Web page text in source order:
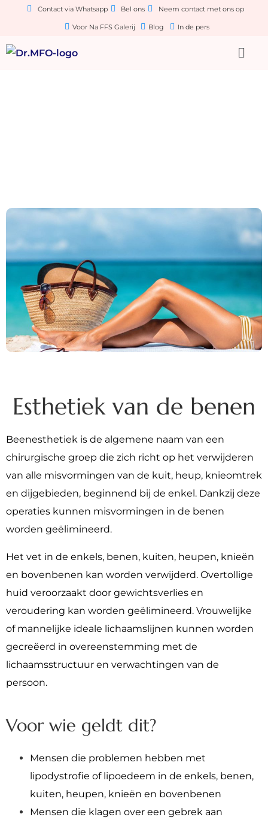
Contact via Whatsapp Bel ons Neem contact met ons op
Voor Na FFS Galerij Blog In de pers
Esthetiek van de benen
Beenesthetiek is de algemene naam van een
chirurgische groep die zich richt op het verwijderen
van alle misvormingen van de kuit, heup, knieomtrek
en dijgebieden, beginnend bij de enkel. Dankzij deze
operaties kunnen misvormingen in de benen
worden geëlimineerd.
Het vet in de enkels, benen, kuiten, heupen, knieën
en bovenbenen kan worden verwijderd. Overtollige
huid veroorzaakt door gewichtsverlies en
veroudering kan worden geëlimineerd. Vrouwelijke
of mannelijke ideale lichaamslijnen kunnen worden
gecreëerd in overeenstemming met de
lichaamsstructuur en verwachtingen van de
persoon.
Voor wie geldt dit?
Mensen die problemen hebben met
lipodystrofie of lipoedeem in de enkels, benen,
kuiten, heupen, knieën en bovenbenen
Mensen die klagen over een gebrek aan